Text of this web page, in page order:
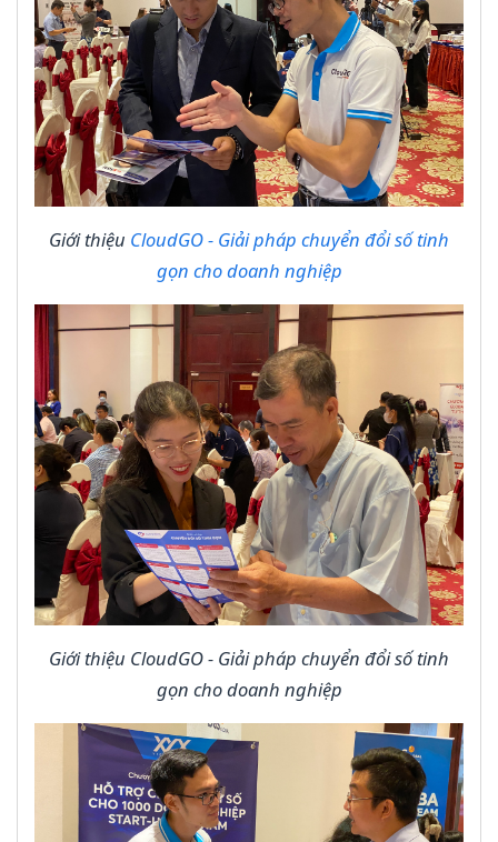
Giới thiệu CloudGO - Giải pháp chuyển đổi số tinh
gọn cho doanh nghiệp
Giới thiệu CloudGO - Giải pháp chuyển đổi số tinh
gọn cho doanh nghiệp